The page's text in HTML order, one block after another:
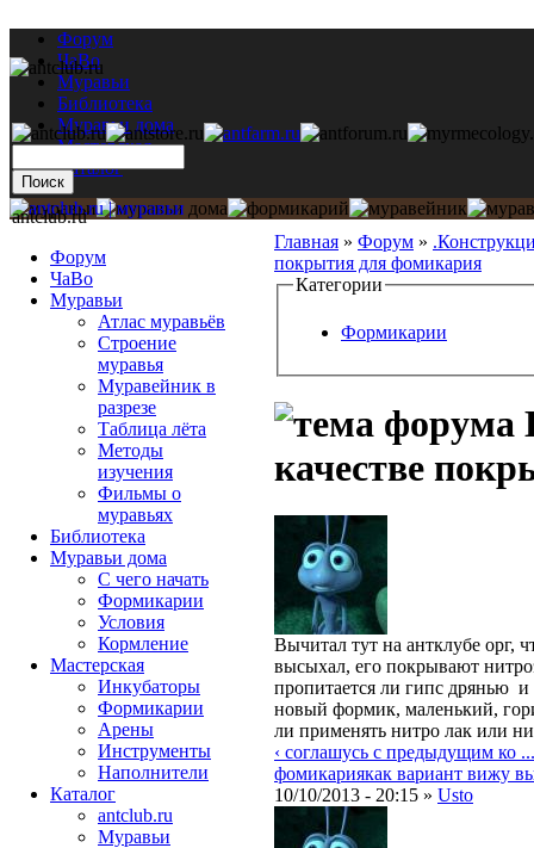
Форум
ЧаВо
Муравьи
Библиотека
Муравьи дома
Мастерская
Каталог
Главная » Форум »
покрытия для фомикария
Категории
Формикарии
качестве
Вычитал тут на антклубе орг,
высыхал, его покрывают
пропитается ли гипс дрянью
новый формик, маленький,
ли применять нитро лак или
‹ соглашусь с предыдущим ко ...
фомикариякак вариант вижу
10/10/2013 - 20:15 » Usto
antclub.ru
Форум
ЧаВо
Муравьи
Атлас муравьёв
Строение
муравья
Муравейник в
разрезе
Таблица лёта
Методы
изучения
Фильмы о
муравьях
Библиотека
Муравьи дома
С чего начать
Формикарии
Условия
Кормление
Мастерская
Инкубаторы
Формикарии
Арены
Инструменты
Наполнители
Каталог
antclub.ru
Муравьи